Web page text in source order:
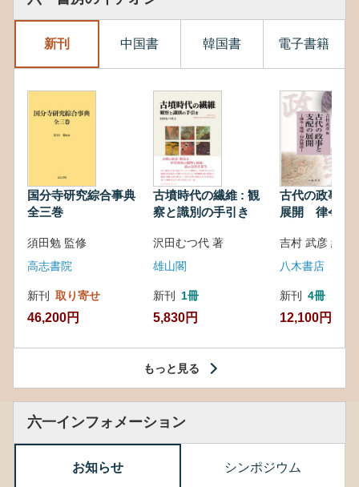
新刊 中国書 韓国書 電子書籍
国分寺研究綜合事典
全三巻
須田勉 監修
高志書院
新刊 取り寄せ
46,200円
古墳時代の繊維 : 観
察と識別の手引き
沢田むつ代 著
雄山閣
新刊 1冊
5,830円
古代の政事と
展開 律令・
吉村 武彦 編集
八木書店
新刊 4冊
12,100円
もっと見る
六一インフォメーション
お知らせ シンポジウム